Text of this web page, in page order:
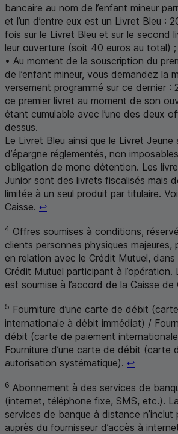
bancaire au nom de l’enfant mineur
et l’un d’entre eux est un Livret Bleu :
fois sur le Livret Bleu et sur le second
leur ouverture (soit 40 euros au total) ;
• Au moment de la souscription du
de l’enfant mineur, vous demandez la
versement programmé sur ce dernier :
ce premier livret au moment de son
étant cumulable avec l’une des deux
dessus.
Le Livret Bleu ainsi que le Livret
d’épargne réglementés, non
obligation de mono détention. Les
Junior sont des livrets fiscalisés mais
limitée à un seul produit par titulaire.
Caisse. ↩Retour au renvoi 3
4 Offres soumises à conditions,
clients personnes physiques majeures,
en relation avec le Crédit Mutuel, dans
Crédit Mutuel participant à l’opération.
est soumise à l’accord de la Caisse de
5 Fourniture d’une carte de débit
internationale à débit immédiat) /
débit (carte de paiement
Fourniture d’une carte de débit (carte
autorisation systématique). ↩Retour au
6 Abonnement à des services de
(internet, téléphone fixe, SMS, etc.).
services de banque à distance n’inclut
auprès du fournisseur d’accès à